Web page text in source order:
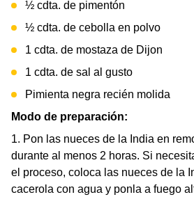
½ cdta. de pimentón
½ cdta. de cebolla en polvo
1 cdta. de mostaza de Dijon
1 cdta. de sal al gusto
Pimienta negra recién molida
Modo de preparación:
Pon las nueces de la India en
durante al menos 2 horas. Si
el proceso, coloca las nueces de la
cacerola con agua y ponla a fuego